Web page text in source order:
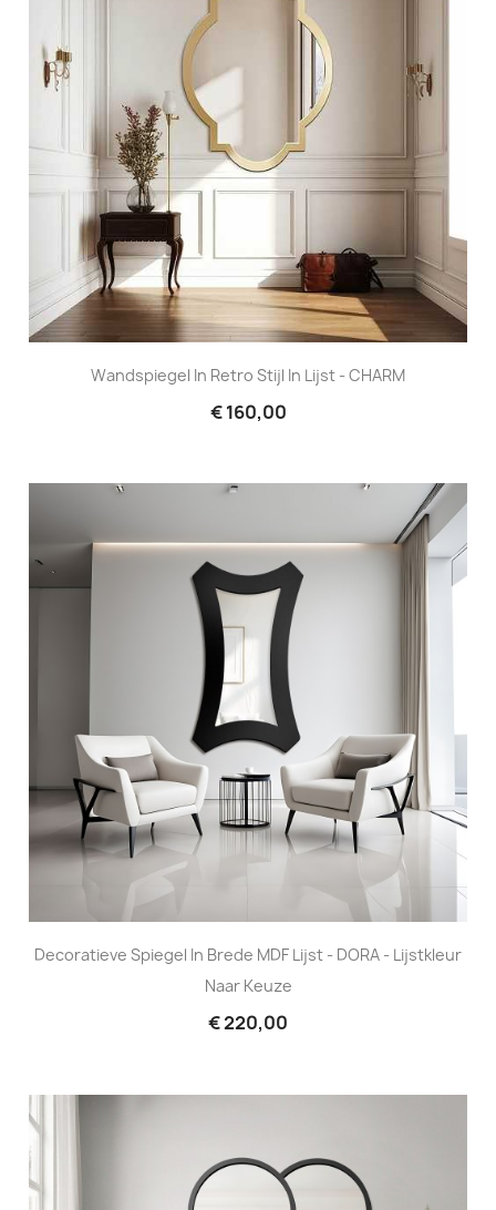
Wandspiegel In Retro Stijl In Lijst - CHARM
€ 160,00
Decoratieve Spiegel In Brede MDF Lijst - DORA - Lijstkleur
Naar Keuze
€ 220,00